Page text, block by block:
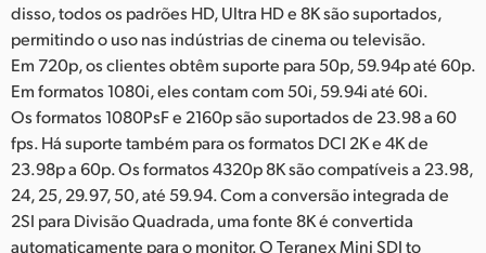
disso, todos os padrões HD, Ultra HD e 8K são suportados,
permitindo o uso nas indústrias de cinema ou televisão.
Em 720p, os clientes obtêm suporte para 50p, 59.94p até 60p.
Em formatos 1080i, eles contam com 50i, 59.94i até 60i.
Os formatos 1080PsF e 2160p são suportados de 23.98 a 60
fps. Há suporte também para os formatos DCI 2K e 4K de
23.98p a 60p. Os formatos 4320p 8K são compatíveis a 23.98,
24, 25, 29.97, 50, até 59.94. Com a conversão integrada de
2SI para Divisão Quadrada, uma fonte 8K é convertida
automaticamente para o monitor. O Teranex Mini SDI to